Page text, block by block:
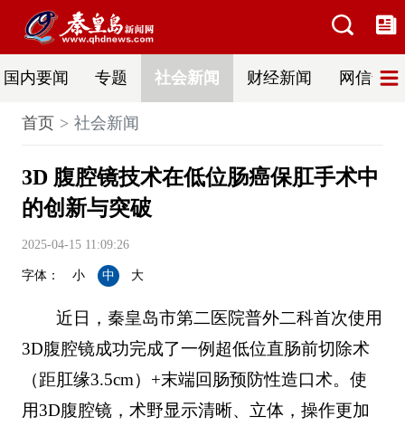
国内要闻 专题 社会新闻 财经新闻 网信普法
首页 社会新闻
3D 腹腔镜技术在低位肠癌保肛手术中
的创新与突破
2025-04-15 11:09:26
字体： 小 中 大
近日，秦皇岛市第二医院普外二科首次使用
3D腹腔镜成功完成了一例超低位直肠前切除术
（距肛缘3.5cm）+末端回肠预防性造口术。使
用3D腹腔镜，术野显示清晰、立体，操作更加